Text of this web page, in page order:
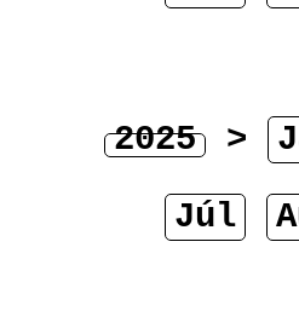
2025 >
Júl